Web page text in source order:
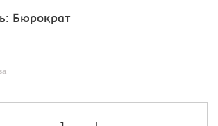
Бюрократ